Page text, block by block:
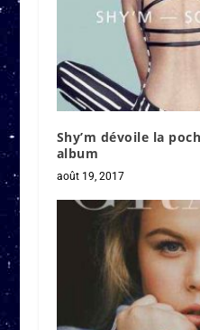
Shy’m dévoile la
album
août 19, 2017